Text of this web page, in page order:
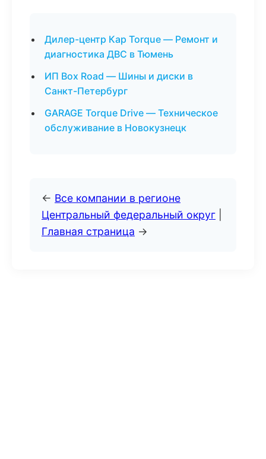
Дилер-центр Кар Torque — Ремонт и
диагностика ДВС в Тюмень
ИП Box Road — Шины и диски в
Санкт-Петербург
GARAGE Torque Drive — Техническое
обслуживание в Новокузнецк
← Все компании в регионе
Центральный федеральный округ
Главная страница →